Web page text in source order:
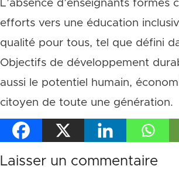
L’absence d’enseignants formés
efforts vers une éducation
qualité pour tous, tel que défini
Objectifs de développement
aussi le potentiel humain,
citoyen de toute une génération.
Laisser un commentaire